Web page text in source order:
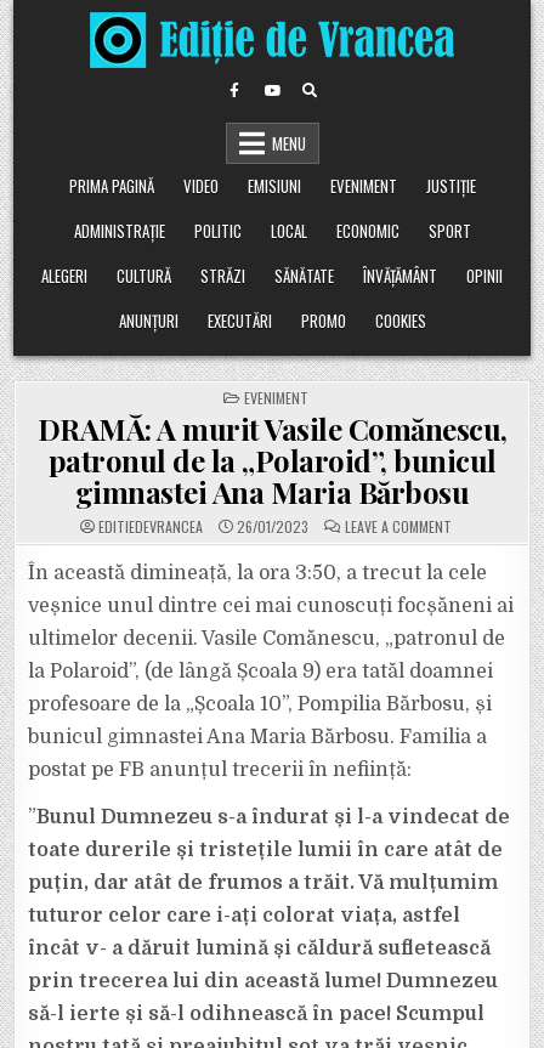
Skip
to
content
MENU
PRIMA PAGINĂ
VIDEO EMISIUNI EVENIMENT
JUSTIȚIE
ADMINISTRAȚIE
POLITIC LOCAL ECONOMIC
SPORT
ALEGERI
CULTURĂ STRĂZI SĂNĂTATE ÎNVĂȚĂMÂNT
OPINII
ANUNȚURI
EXECUTĂRI PROMO COOKIES
POSTED
IN
EVENIMENT
DRAMĂ: A murit Vasile Comănescu,
patronul de la „Polaroid”, bunicul
gimnastei Ana Maria Bărbosu
EDITIEDEVRANCEA 26/01/2023 LEAVE A COMMENT
DRAMĂ:
MURIT
VASILE
COMĂNESCU,
PATRONUL
LA
BUNICUL
ANA
MARIA
BĂRBOSU
În această dimineață, la ora 3:50, a trecut la cele
veșnice unul dintre cei mai cunoscuți focșăneni ai
ultimelor decenii. Vasile Comănescu, „patronul de
la Polaroid”, (de lângă Școala 9) era tatăl doamnei
profesoare de la „Școala 10”, Pompilia Bărbosu, și
bunicul gimnastei Ana Maria Bărbosu. Familia a
postat pe FB anunțul trecerii în neființă:
”Bunul Dumnezeu s-a îndurat și l-a vindecat de
toate durerile și tristețile lumii în care atât de
puțin, dar atât de frumos a trăit. Vă mulțumim
tuturor celor care i-ați colorat viața, astfel
încât v- a dăruit lumină și căldură sufletească
prin trecerea lui din această lume! Dumnezeu
să-l ierte și să-l odihnească în pace! Scumpul